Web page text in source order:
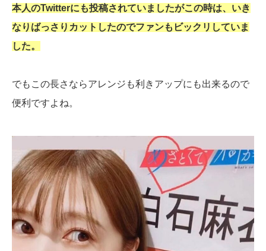
本人のTwitterにも投稿されていましたがこの時は、いき
なりばっさりカットしたのでファンもビックリしていま
した。
でもこの長さならアレンジも利きアップにも出来るので
便利ですよね。